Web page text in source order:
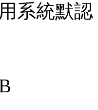
系統默認